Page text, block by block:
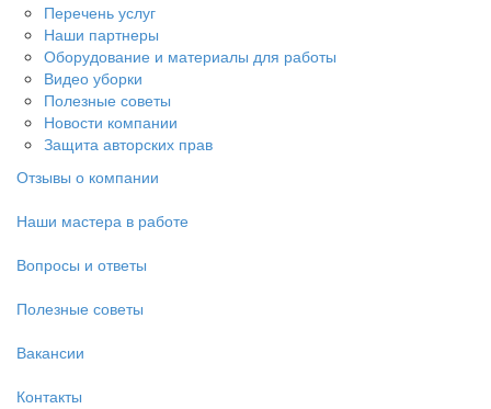
Перечень услуг
Наши партнеры
Оборудование и материалы для работы
Видео уборки
Полезные советы
Новости компании
Защита авторских прав
Отзывы о компании
Наши мастера в работе
Вопросы и ответы
Полезные советы
Вакансии
Контакты